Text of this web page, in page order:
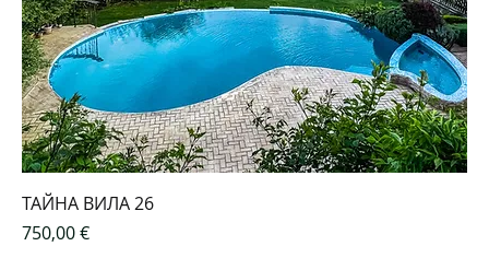
ТАЙНА ВИЛА 26
Цена
750,00 €